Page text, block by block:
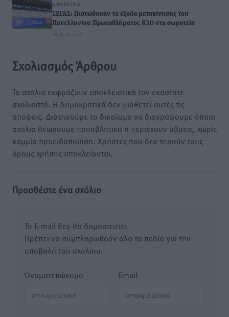
ΑΘΛΗΤΙΚΆ
ΣΕΓΑΣ: Πιστώθηκαν τα έξοδα μετακίνησης του
Πανελληνίου Πρωταθλήματος Κ20 στα σωματεία
08.08.26 · 10:51
Σχολιασμός Άρθρου
Τα σχόλια εκφράζουν αποκλειστικά τον εκάστοτε
σχολιαστή. Η Δημοκρατική δεν υιοθετεί αυτές τις
απόψεις. Διατηρούμε το δικαίωμα να διαγράψουμε όποια
σχόλια θεωρούμε προσβλητικά ή περιέχουν ύβρεις, χωρίς
καμμία προειδοποίηση. Χρήστες που δεν τηρούν τους
όρους χρήσης αποκλείονται.
Προσθέστε ένα σχόλιο
Το E-mail δεν θα δημοσιευτεί.
Πρέπει να συμπληρωθούν όλα τα πεδία για την
υποβολή του σχολίου.
Όνοματεπώνυμο Email